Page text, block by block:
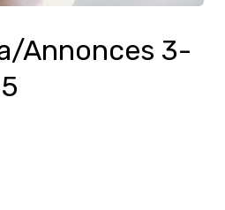
Annonces 3-